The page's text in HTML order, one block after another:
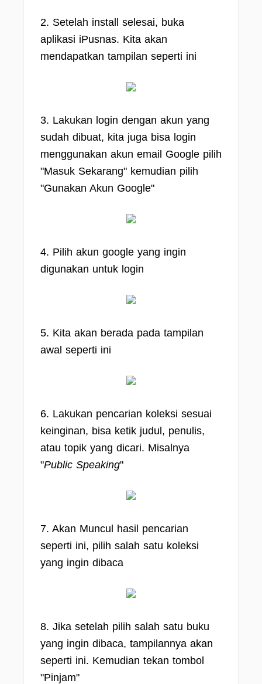
2. Setelah install selesai, buka
aplikasi iPusnas. Kita akan
mendapatkan tampilan seperti ini
3. Lakukan login dengan akun yang
sudah dibuat, kita juga bisa login
menggunakan akun email Google pilih
"Masuk Sekarang" kemudian pilih
"Gunakan Akun Google"
4. Pilih akun google yang ingin
digunakan untuk login
5. Kita akan berada pada tampilan
awal seperti ini
6. Lakukan pencarian koleksi sesuai
keinginan, bisa ketik judul, penulis,
atau topik yang dicari. Misalnya
"Public Speaking"
7. Akan Muncul hasil pencarian
seperti ini, pilih salah satu koleksi
yang ingin dibaca
8. Jika setelah pilih salah satu buku
yang ingin dibaca, tampilannya akan
seperti ini. Kemudian tekan tombol
"Pinjam"